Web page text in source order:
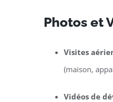
Photos et
Visites
(maison,
Vidéos de